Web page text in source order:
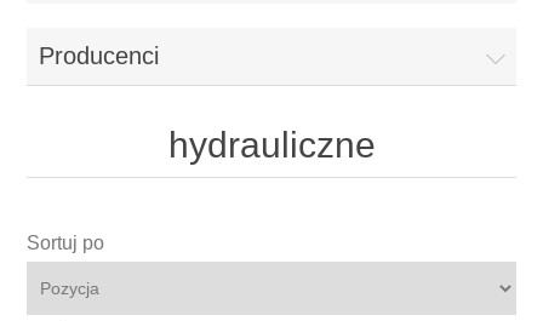
Producenci
hydrauliczne
Sortuj po